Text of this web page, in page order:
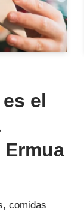
el
comidas